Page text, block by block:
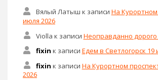
Вялый Латыш к записи На
июля 2026
Violla к записи Неоправданно дорого
fixin к записи Едем в Светлогорск 19
fixin к записи На Курортном
2026